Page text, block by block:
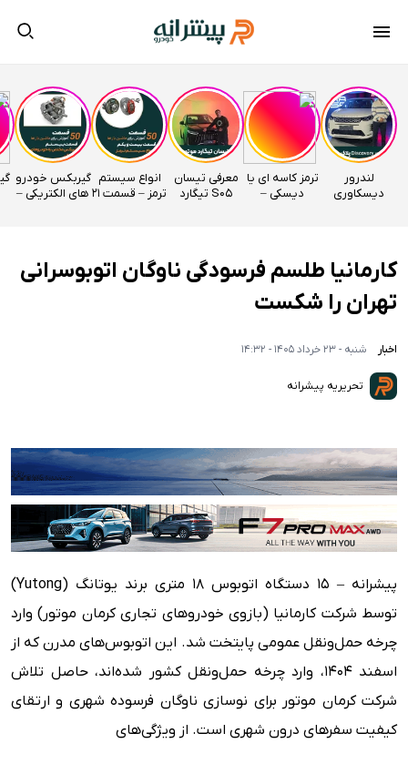
لندرور
دیسکاوری
ترمز کاسه ای یا
دیسکی –
معرفی تیسان
S05 تیگارد
انواع سیستم
ترمز – قسمت 21
گیربکس خودرو
های الکتریکی –
کارمانیا طلسم فرسودگی ناوگان اتوبوسرانی
تهران را شکست
اخبار شنبه - 23 خرداد 1405 - 14:32
تحریریه پیشرانه
پیشرانه – ۱۵ دستگاه اتوبوس ۱۸ متری برند یوتانگ (Yutong)
توسط شرکت کارمانیا (بازوی خودروهای تجاری کرمان موتور) وارد
چرخه حمل‌ونقل عمومی پایتخت شد. این اتوبوس‌های مدرن که از
اسفند ۱۴۰۴، وارد چرخه حمل‌ونقل کشور شده‌اند، حاصل تلاش
شرکت کرمان موتور برای نوسازی ناوگان فرسوده شهری و ارتقای
کیفیت سفرهای درون‌ شهری است. از ویژگی‌های